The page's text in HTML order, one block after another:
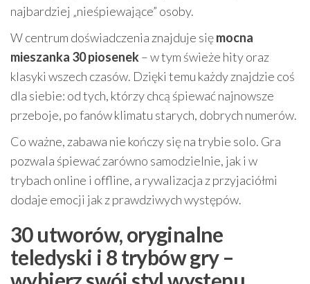
najbardziej „nieśpiewające” osoby.
W centrum doświadczenia znajduje sięmocna
mieszanka 30 piosenek– w tym świeże hity oraz
klasyki wszech czasów. Dzięki temu każdy znajdzie coś
dla siebie: od tych, którzy chcą śpiewać najnowsze
przeboje, po fanów klimatu starych, dobrych numerów.
Co ważne, zabawa nie kończy się na trybie solo. Gra
pozwala śpiewać zarówno samodzielnie, jak i w
trybach online i offline, a rywalizacja z przyjaciółmi
dodaje emocji jak z prawdziwych występów.
30 utworów, oryginalne
teledyski i 8 trybów gry –